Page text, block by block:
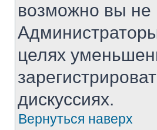
возможно вы не
целях
дискуссиях.
Вернуться наверх